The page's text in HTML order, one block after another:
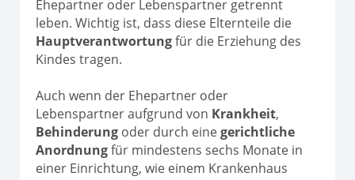
Ehepartner oder Lebenspartner getrennt
leben. Wichtig ist, dass diese Elternteile die
Hauptverantwortungfür die Erziehung des
Kindes tragen.
Auch wenn der Ehepartner oder
Lebenspartner aufgrund von Krankheit,
Behinderung oder durch einegerichtliche
Anordnungfür mindestens sechs Monate in
einer Einrichtung, wie einem Krankenhaus